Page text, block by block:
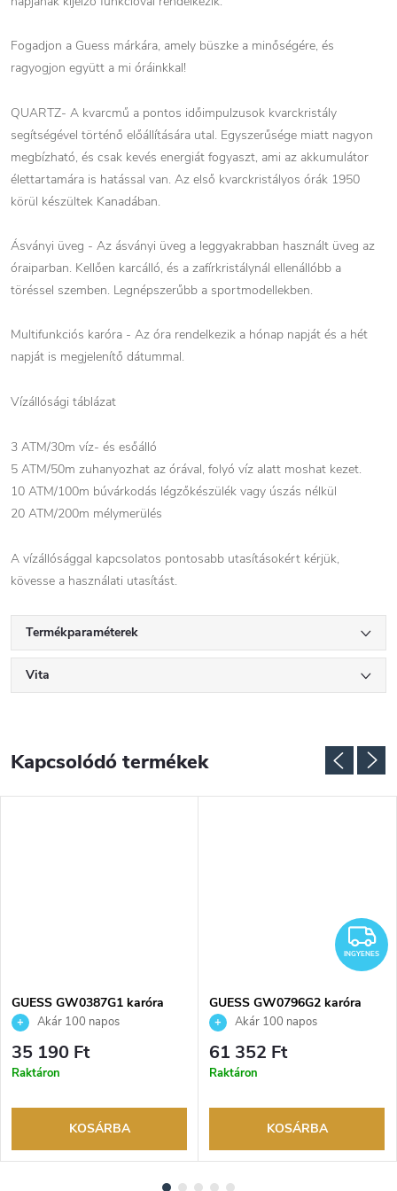
Fogadjon a Guess márkára, amely büszke a minőségére, és
ragyogjon együtt a mi óráinkkal!
QUARTZ- A kvarcmű a pontos időimpulzusok kvarckristály
segítségével történő előállítására utal. Egyszerűsége miatt nagyon
megbízható, és csak kevés energiát fogyaszt, ami az akkumulátor
élettartamára is hatással van. Az első kvarckristályos órák 1950
körül készültek Kanadában.
Ásványi üveg - Az ásványi üveg a leggyakrabban használt üveg az
óraiparban. Kellően karcálló, és a zafírkristálynál ellenállóbb a
töréssel szemben. Legnépszerűbb a sportmodellekben.
Multifunkciós karóra - Az óra rendelkezik a hónap napját és a hét
napját is megjelenítő dátummal.
Vízállósági táblázat
3 ATM/30m víz- és esőálló
5 ATM/50m zuhanyozhat az órával, folyó víz alatt moshat kezet.
10 ATM/100m búvárkodás légzőkészülék vagy úszás nélkül
20 ATM/200m mélymerülés
A vízállósággal kapcsolatos pontosabb utasításokért kérjük,
kövesse a használati utasítást.
Termékparaméterek
Vita
Kapcsolódó termékek
GUESS GW0387G1 karóra
Akár 100 napos
visszaküldési lehetőség. Hivatalos
márkakereskedő.
35 190 Ft
Raktáron
KOSÁRBA
INGYENES
GUESS GW0796G2 karóra
Akár 100 napos
visszaküldési lehetőség. Hivatalos
márkakereskedő.
61 352 Ft
Raktáron
KOSÁRBA